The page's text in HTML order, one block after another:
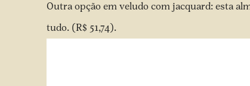
Outra opção em veludo com jacquard: esta
tudo. (R$ 51,74).